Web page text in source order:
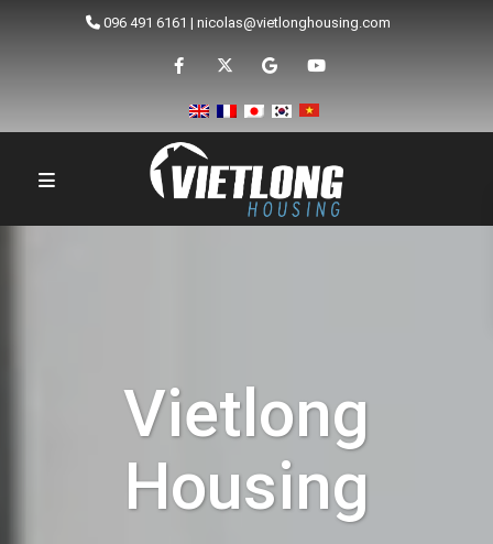
096 491 6161 | nicolas@vietlonghousing.com
Vietlong
Housing